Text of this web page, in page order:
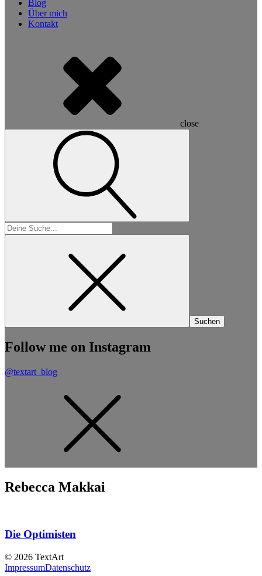
Blog
Über mich
Kontakt
close
Suchen
nach:
Follow me on Instagram
@textart_blog
Rebecca Makkai
Die Optimisten
© 2026 TextArt
ImpressumDatenschutz